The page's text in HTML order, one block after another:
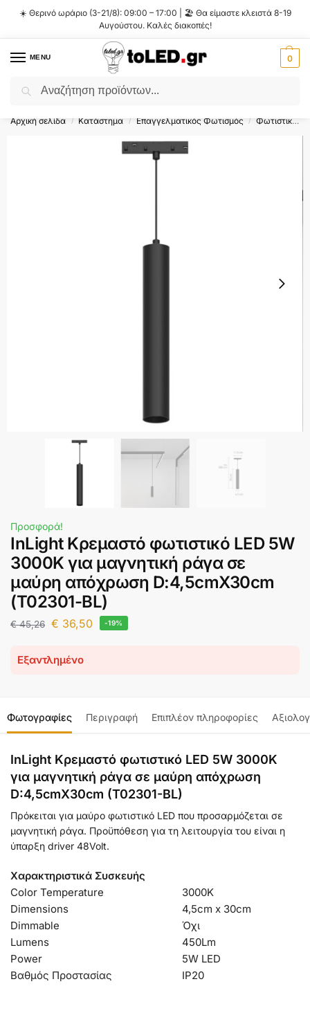
☀️ Θερινό ωράριο (3-21/8): 09:00 – 17:00 | 🏖️ Θα είμαστε κλειστά 8-19
Αυγούστου. Καλές διακοπές!
MENU 0
Flash Sale ⚡ 10% Έκπτωση με τον κωδικό
Αρχική σελίδα / Κατάστημα / Επαγγελματικός Φωτισμός / Φωτιστικά Ράγας
Προσφορά!
InLight Κρεμαστό φωτιστικό LED 5W
3000K για μαγνητική ράγα σε
μαύρη απόχρωση D:4,5cmX30cm
(T02301-BL)
€45,26 € 36,50 -19%
Εξαντλημένο
Φωτογραφίες Περιγραφή Επιπλέον πληροφορίες
InLight Κρεμαστό φωτιστικό LED 5W 3000K
για μαγνητική ράγα σε μαύρη απόχρωση
D:4,5cmX30cm (T02301-BL)
Πρόκειται για μαύρο φωτιστικό LED που προσαρμόζεται σε
μαγνητική ράγα. Προϋπόθεση για τη λειτουργία του είναι η
ύπαρξη driver 48Volt.
Χαρακτηριστικά Συσκευής
Color Temperature
3000K
Dimensions
4,5cm x 30cm
Dimmable
Όχι
Lumens
450Lm
Power
5W LED
Βαθμός Προστασίας
IP20